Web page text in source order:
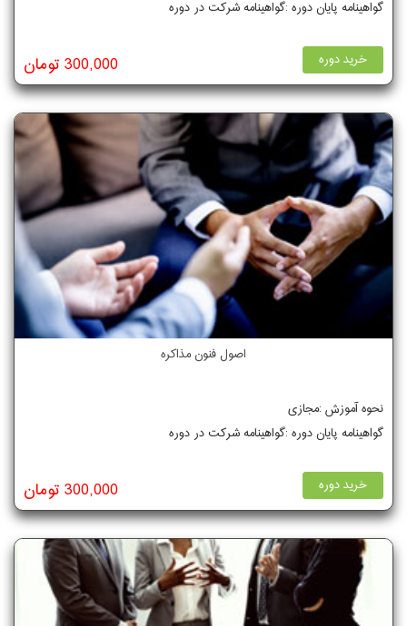
گواهینامه پایان دوره :گواهینامه شرکت در دوره
خرید دوره 300,000 تومان
اصول فنون مذاکره
نحوه آموزش :مجازی
گواهینامه پایان دوره :گواهینامه شرکت در دوره
خرید دوره 300,000 تومان